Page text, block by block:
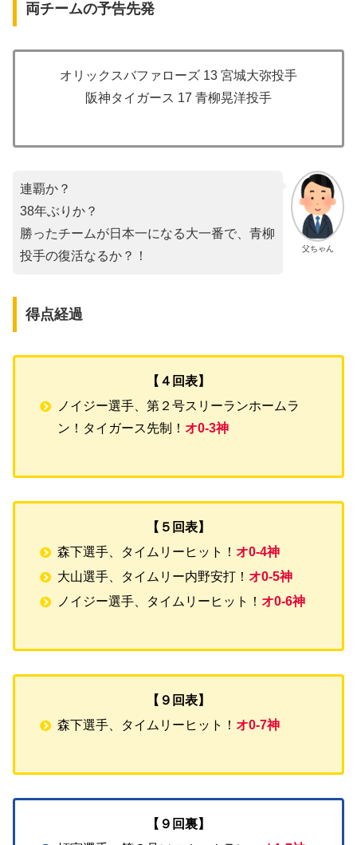
両チームの予告先発
オリックスバファローズ 13 宮城大弥投手
阪神タイガース 17 青柳晃洋投手
父ちゃん
連覇か？
38年ぶりか？
勝ったチームが日本一になる大一番で、青柳
投手の復活なるか？！
得点経過
【４回表】
ノイジー選手、第２号スリーランホームラ
ン！タイガース先制！オ0-3神
【５回表】
森下選手、タイムリーヒット！オ0-4神
大山選手、タイムリー内野安打！オ0-5神
ノイジー選手、タイムリーヒット！オ0-6神
【９回表】
森下選手、タイムリーヒット！オ0-7神
【９回裏】